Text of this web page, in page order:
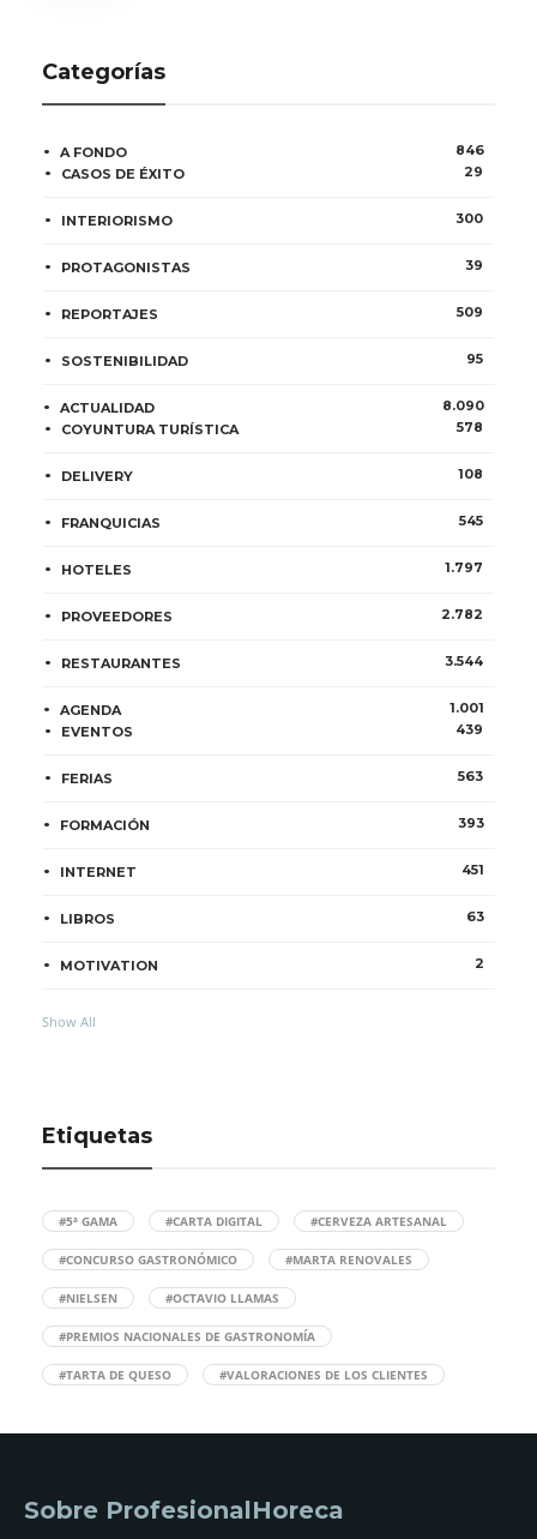
Categorías
A FONDO
846
CASOS DE ÉXITO
29
INTERIORISMO 300
PROTAGONISTAS 39
REPORTAJES 509
SOSTENIBILIDAD 95
ACTUALIDAD
8.090
COYUNTURA TURÍSTICA
578
DELIVERY 108
FRANQUICIAS 545
HOTELES 1.797
PROVEEDORES 2.782
RESTAURANTES 3.544
AGENDA
1.001
EVENTOS
439
FERIAS 563
FORMACIÓN 393
INTERNET 451
LIBROS 63
MOTIVATION 2
Show All
Etiquetas
#5ª GAMA #CARTA DIGITAL #CERVEZA ARTESANAL
#CONCURSO GASTRONÓMICO #MARTA RENOVALES
#NIELSEN #OCTAVIO LLAMAS
#PREMIOS NACIONALES DE GASTRONOMÍA
#TARTA DE QUESO #VALORACIONES DE LOS CLIENTES
Sobre ProfesionalHoreca